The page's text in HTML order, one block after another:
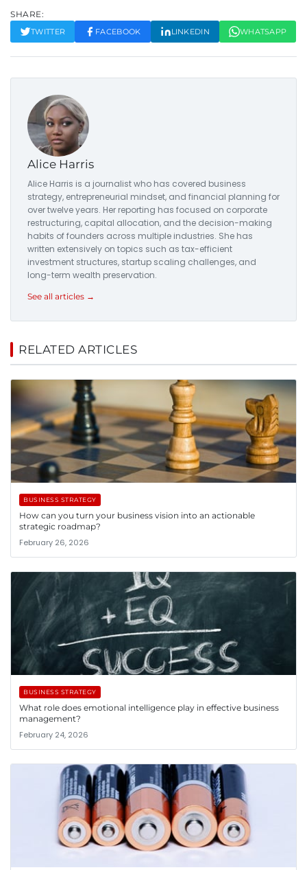
SHARE:
TWITTER FACEBOOK LINKEDIN WHATSAPP
Alice Harris
Alice Harris is a journalist who has covered business
strategy, entrepreneurial mindset, and financial planning for
over twelve years. Her reporting has focused on corporate
restructuring, capital allocation, and the decision-making
habits of founders across multiple industries. She has
written extensively on topics such as tax-efficient
investment structures, startup scaling challenges, and
long-term wealth preservation.
See all articles →
RELATED ARTICLES
BUSINESS STRATEGY
How can you turn your business vision into an actionable
strategic roadmap?
February 26, 2026
BUSINESS STRATEGY
What role does emotional intelligence play in effective business
management?
February 24, 2026